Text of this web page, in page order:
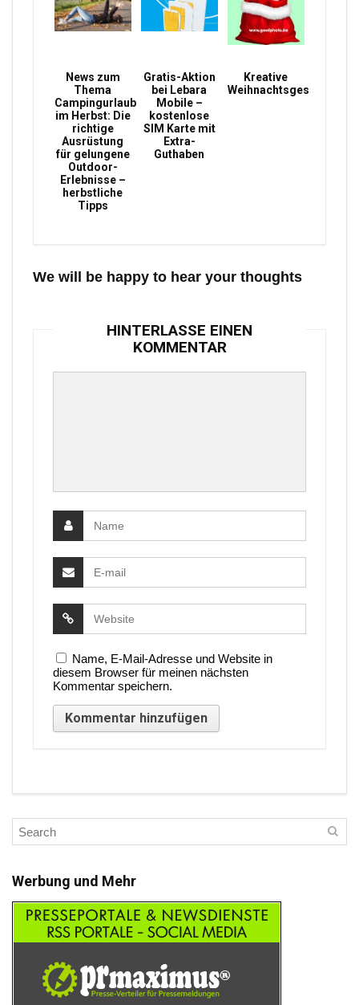
News zum
Thema
Campingurlaub
im Herbst: Die
richtige
Ausrüstung
für gelungene
Outdoor-
Erlebnisse –
herbstliche
Tipps
Gratis-Aktion
bei Lebara
Mobile –
kostenlose
SIM Karte mit
Extra-
Guthaben
Kreative
Weihnachtsgeschenke
We will be happy to hear your thoughts
HINTERLASSE EINEN
KOMMENTAR
Name, E-Mail-Adresse und Website in
diesem Browser für meinen nächsten
Kommentar speichern.
Werbung und Mehr